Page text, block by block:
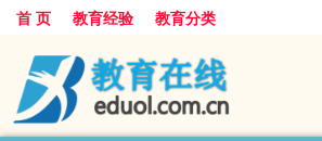
首 页 教育经验 教育分类